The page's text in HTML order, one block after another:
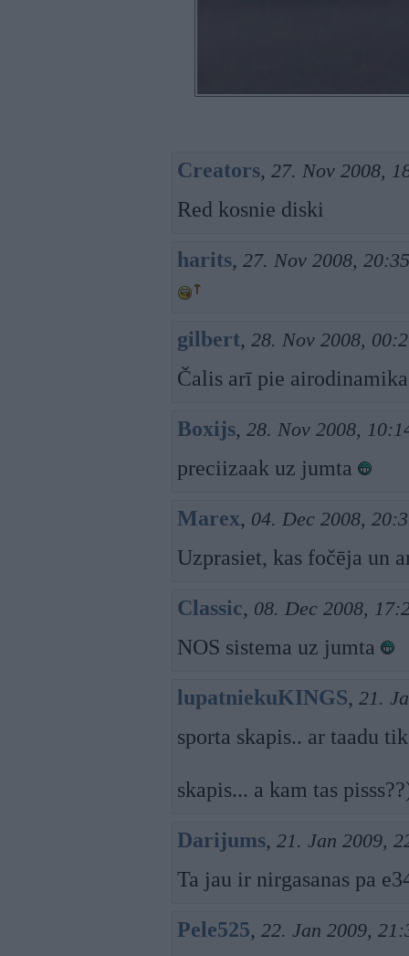
Creators, 27. Nov 2008,
Red kosnie diski
harits, 27. Nov 2008, 20:35
gilbert, 28. Nov 2008,
Čalis arī pie
Boxijs, 28. Nov 2008,
preciizaak uz jumta
Marex, 04. Dec 2008,
Uzprasiet, kas fočēja un
Classic, 08. Dec 2008,
NOS sistema uz jumta
lupatniekuKINGS, 21.
sporta skapis.. ar taadu
skapis... a kam tas
Darijums, 21. Jan 2009,
Ta jau ir nirgasanas pa
Pele525, 22. Jan 2009,